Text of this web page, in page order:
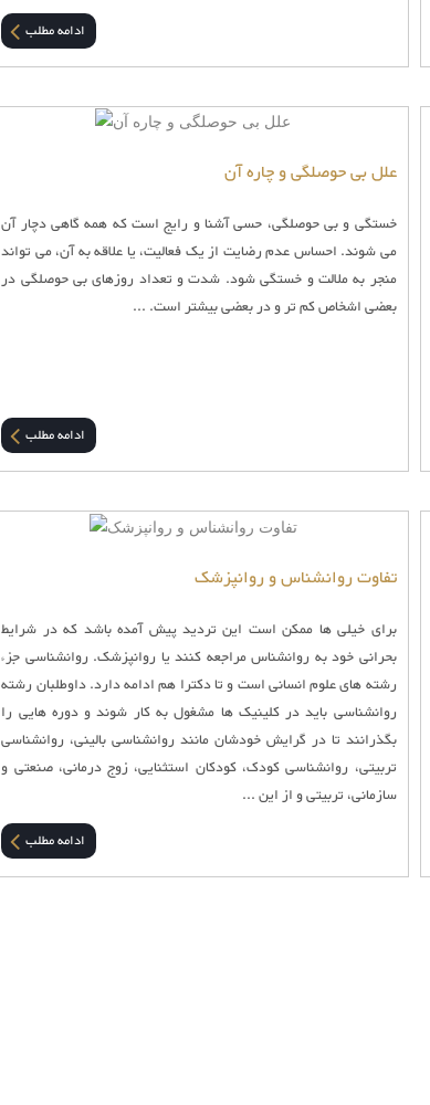
ادامه مطلب
علل بی حوصلگی و چاره آن
خستگی و بی حوصلگی، حسی آشنا و رایج است که همه گاهی دچار آن
می شوند. احساس عدم رضایت از یک فعالیت، یا علاقه به آن، می تواند
منجر به ملالت و خستگی شود. شدت و تعداد روزهای بی حوصلگی در
بعضی اشخاص کم تر و در بعضی بیشتر است. ...
ادامه مطلب
تفاوت روانشناس و روانپزشک
برای خیلی ها ممکن است این تردید پیش آمده باشد که در شرایط
بحرانی خود به روانشناس مراجعه کنند یا روانپزشک. روانشناسی جزء
رشته های علوم انسانی است و تا دکترا هم ادامه دارد. داوطلبان رشته
روانشناسی باید در کلینیک ها مشغول به کار شوند و دوره هایی را
بگذرانند تا در گرایش خودشان مانند روانشناسی بالینی، روانشناسی
تربیتی، روانشناسی کودک، کودکان استثنایی، زوج درمانی، صنعتی و
سازمانی، تربیتی و از این ...
ادامه مطلب